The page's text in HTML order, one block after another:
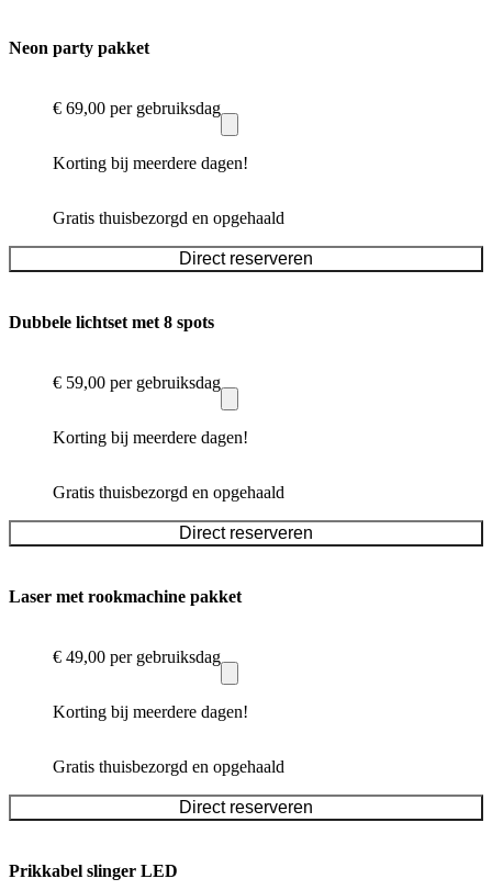
Neon party pakket
€ 69,00 per gebruiksdag
Korting bij meerdere dagen!
Gratis thuisbezorgd en opgehaald
Direct reserveren
Dubbele lichtset met 8 spots
€ 59,00 per gebruiksdag
Korting bij meerdere dagen!
Gratis thuisbezorgd en opgehaald
Direct reserveren
Laser met rookmachine pakket
€ 49,00 per gebruiksdag
Korting bij meerdere dagen!
Gratis thuisbezorgd en opgehaald
Direct reserveren
Prikkabel slinger LED